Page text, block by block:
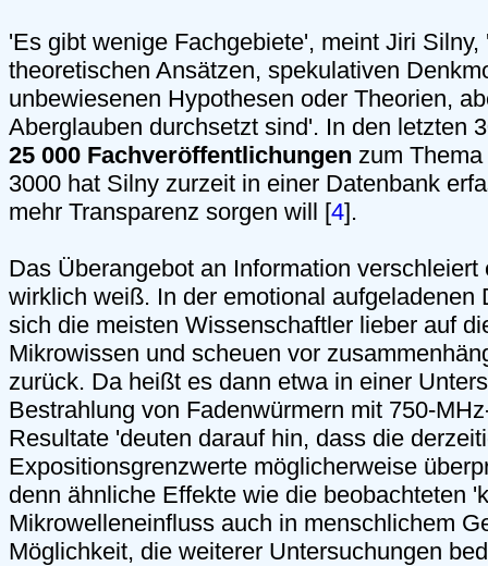
'Es gibt wenige Fachgebiete', meint Jiri Silny,
theoretischen Ansätzen, spekulativen
unbewiesenen Hypothesen oder Theorien,
Aberglauben durchsetzt sind'. In den letzten
25 000 Fachveröffentlichungen zum
3000 hat Silny zurzeit in einer Datenbank
mehr Transparenz sorgen will [4].
Das Überangebot an Information verschleiert
wirklich weiß. In der emotional aufgeladenen
sich die meisten Wissenschaftler lieber auf
Mikrowissen und scheuen vor
zurück. Da heißt es dann etwa in einer
Bestrahlung von Fadenwürmern mit 750-
Resultate 'deuten darauf hin, dass die
Expositionsgrenzwerte möglicherweise
denn ähnliche Effekte wie die beobachteten
Mikrowelleneinfluss auch in menschlichem
Möglichkeit, die weiterer Untersuchungen